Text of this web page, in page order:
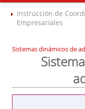
Instrucción de
Empresariales
Sistemas dinámicos de